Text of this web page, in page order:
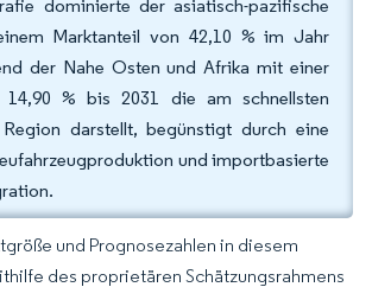
dominierte der asiatisch-pazifische
Marktanteil von 42,10 % im Jahr
der Nahe Osten und Afrika mit einer
% bis 2031 die am schnellsten
darstellt, begünstigt durch eine
und importbasierte
und Prognosezahlen in diesem
des proprietären Schätzungsrahmens